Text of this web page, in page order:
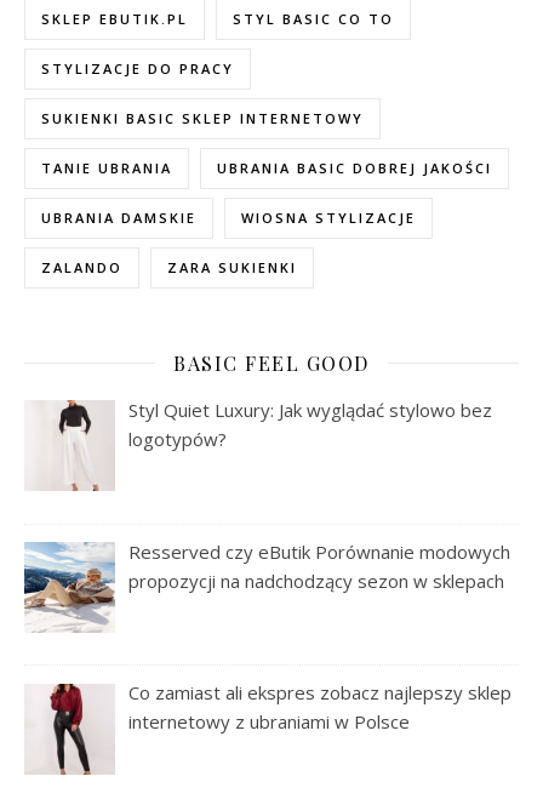
SKLEP EBUTIK.PL STYL BASIC CO TO
STYLIZACJE DO PRACY
SUKIENKI BASIC SKLEP INTERNETOWY
TANIE UBRANIA UBRANIA BASIC DOBREJ JAKOŚCI
UBRANIA DAMSKIE WIOSNA STYLIZACJE
ZALANDO ZARA SUKIENKI
BASIC FEEL GOOD
Styl Quiet Luxury: Jak wyglądać stylowo bez
logotypów?
Resserved czy eButik Porównanie modowych
propozycji na nadchodzący sezon w sklepach
Co zamiast ali ekspres zobacz najlepszy sklep
internetowy z ubraniami w Polsce